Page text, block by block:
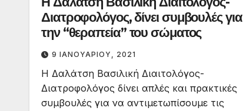
Διατροφολόγος, δίνει συμβουλές για
την “θεραπεία” του σώματος
9 ΙΑΝΟΥΑΡΊΟΥ, 2021
Η Δαλάτση Βασιλική Διαιτολόγος-
Διατροφολόγος δίνει απλές και πρακτικές
συμβουλές για να αντιμετωπίσουμε τις